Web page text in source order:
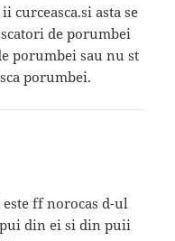
curceasca.si asta se
de porumbei
porumbei sau nu st
porumbei.
ff norocas d-ul
pui din ei si din puii